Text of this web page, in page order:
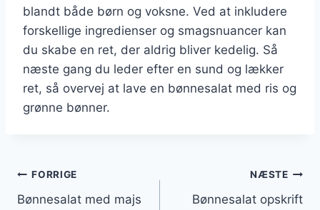
blandt både børn og voksne. Ved at inkludere
forskellige ingredienser og smagsnuancer kan
du skabe en ret, der aldrig bliver kedelig. Så
næste gang du leder efter en sund og lækker
ret, så overvej at lave en bønnesalat med ris og
grønne bønner.
Indlægsnavigation
FORRIGE
Bønnesalat med majs
NÆSTE
Bønnesalat opskrift